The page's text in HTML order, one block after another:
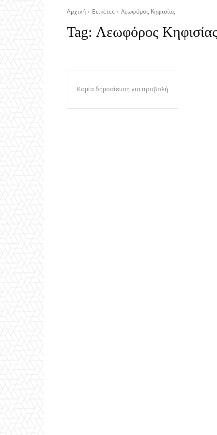
Αρχική Ετικέτες Λεωφόρος Κηφισίας
Tag: Λεωφόρος
Καμία δημοσίευση για προβολή